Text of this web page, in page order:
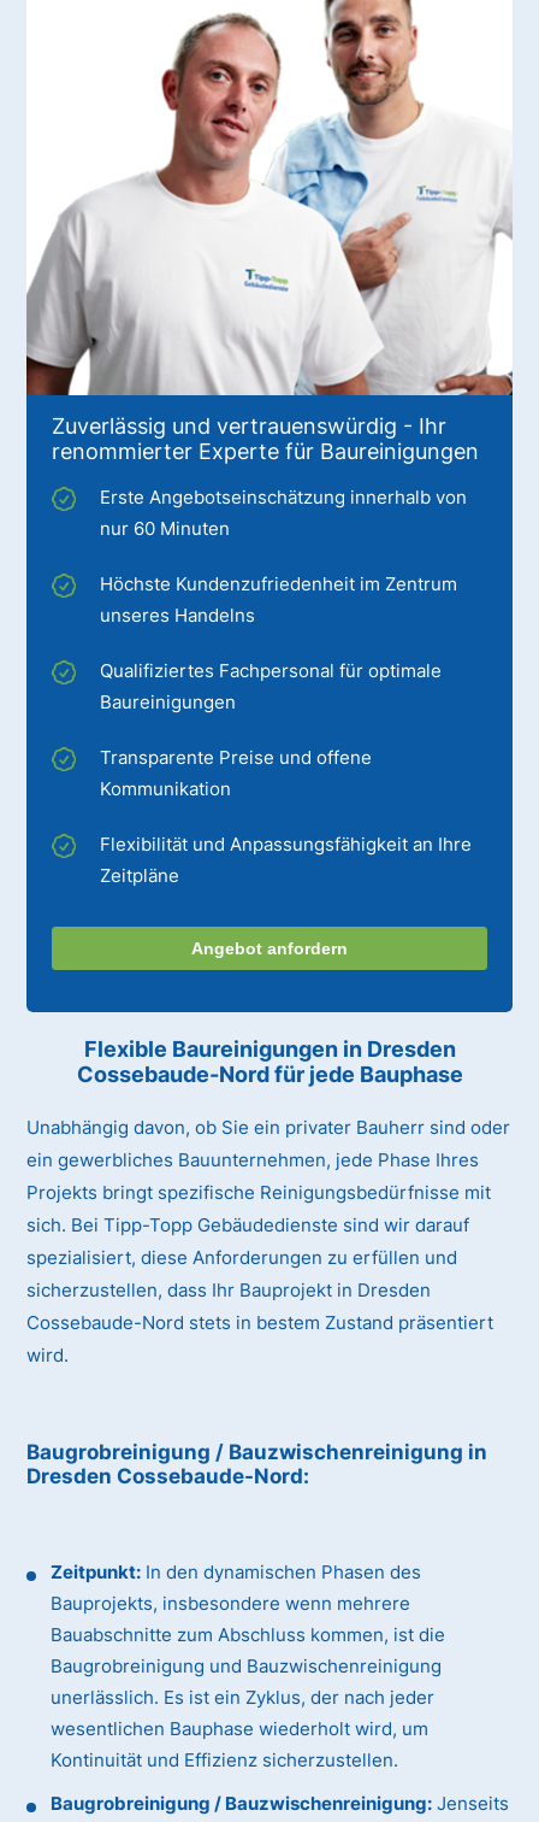
Zuverlässig und vertrauenswürdig - Ihr
renommierter Experte für Baureinigungen
Erste Angebotseinschätzung innerhalb von
nur 60 Minuten
Höchste Kundenzufriedenheit im Zentrum
unseres Handelns
Qualifiziertes Fachpersonal für optimale
Baureinigungen
Transparente Preise und offene
Kommunikation
Flexibilität und Anpassungsfähigkeit an Ihre
Zeitpläne
Angebot anfordern
Flexible Baureinigungen in Dresden
Cossebaude-Nordfür jede Bauphase
Unabhängig davon, ob Sie ein privater Bauherr sind oder
ein gewerbliches Bauunternehmen, jede Phase Ihres
Projekts bringt spezifische Reinigungsbedürfnisse mit
sich. Bei Tipp-Topp Gebäudedienste sind wir darauf
spezialisiert, diese Anforderungen zu erfüllen und
sicherzustellen, dass Ihr Bauprojekt in Dresden
Cossebaude-Nord stets in bestem Zustand präsentiert
wird.
Baugrobreinigung / Bauzwischenreinigung in
Dresden Cossebaude-Nord:
Zeitpunkt: In den dynamischen Phasen des
Bauprojekts, insbesondere wenn mehrere
Bauabschnitte zum Abschluss kommen, ist die
Baugrobreinigung und Bauzwischenreinigung
unerlässlich. Es ist ein Zyklus, der nach jeder
wesentlichen Bauphase wiederholt wird, um
Kontinuität und Effizienz sicherzustellen.
Baugrobreinigung / Bauzwischenreinigung: Jenseits